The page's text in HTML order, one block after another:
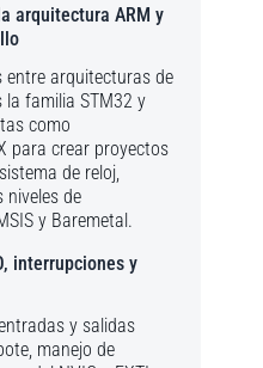
arquitectura ARM y
entre arquitecturas de
la familia STM32 y
como
para crear proyectos
de reloj,
niveles de
y Baremetal.
interrupciones y
y salidas
manejo de